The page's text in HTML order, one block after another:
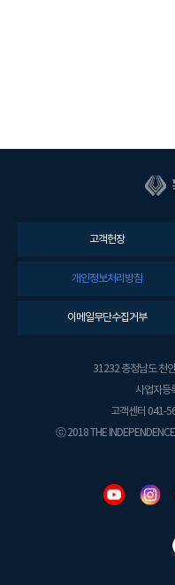
고객헌장
개인정보처리방침
이메일무단수집거부
31232 충청남도 천
사업자등
고객센터 041-
ⓒ 2018 THE INDEPENDENCE